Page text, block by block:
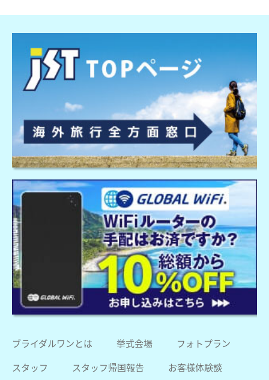
ブライダルワンとは 挙式会場
フォトプラン
スタッフ
スタッフ帰国報告
お客様体験談